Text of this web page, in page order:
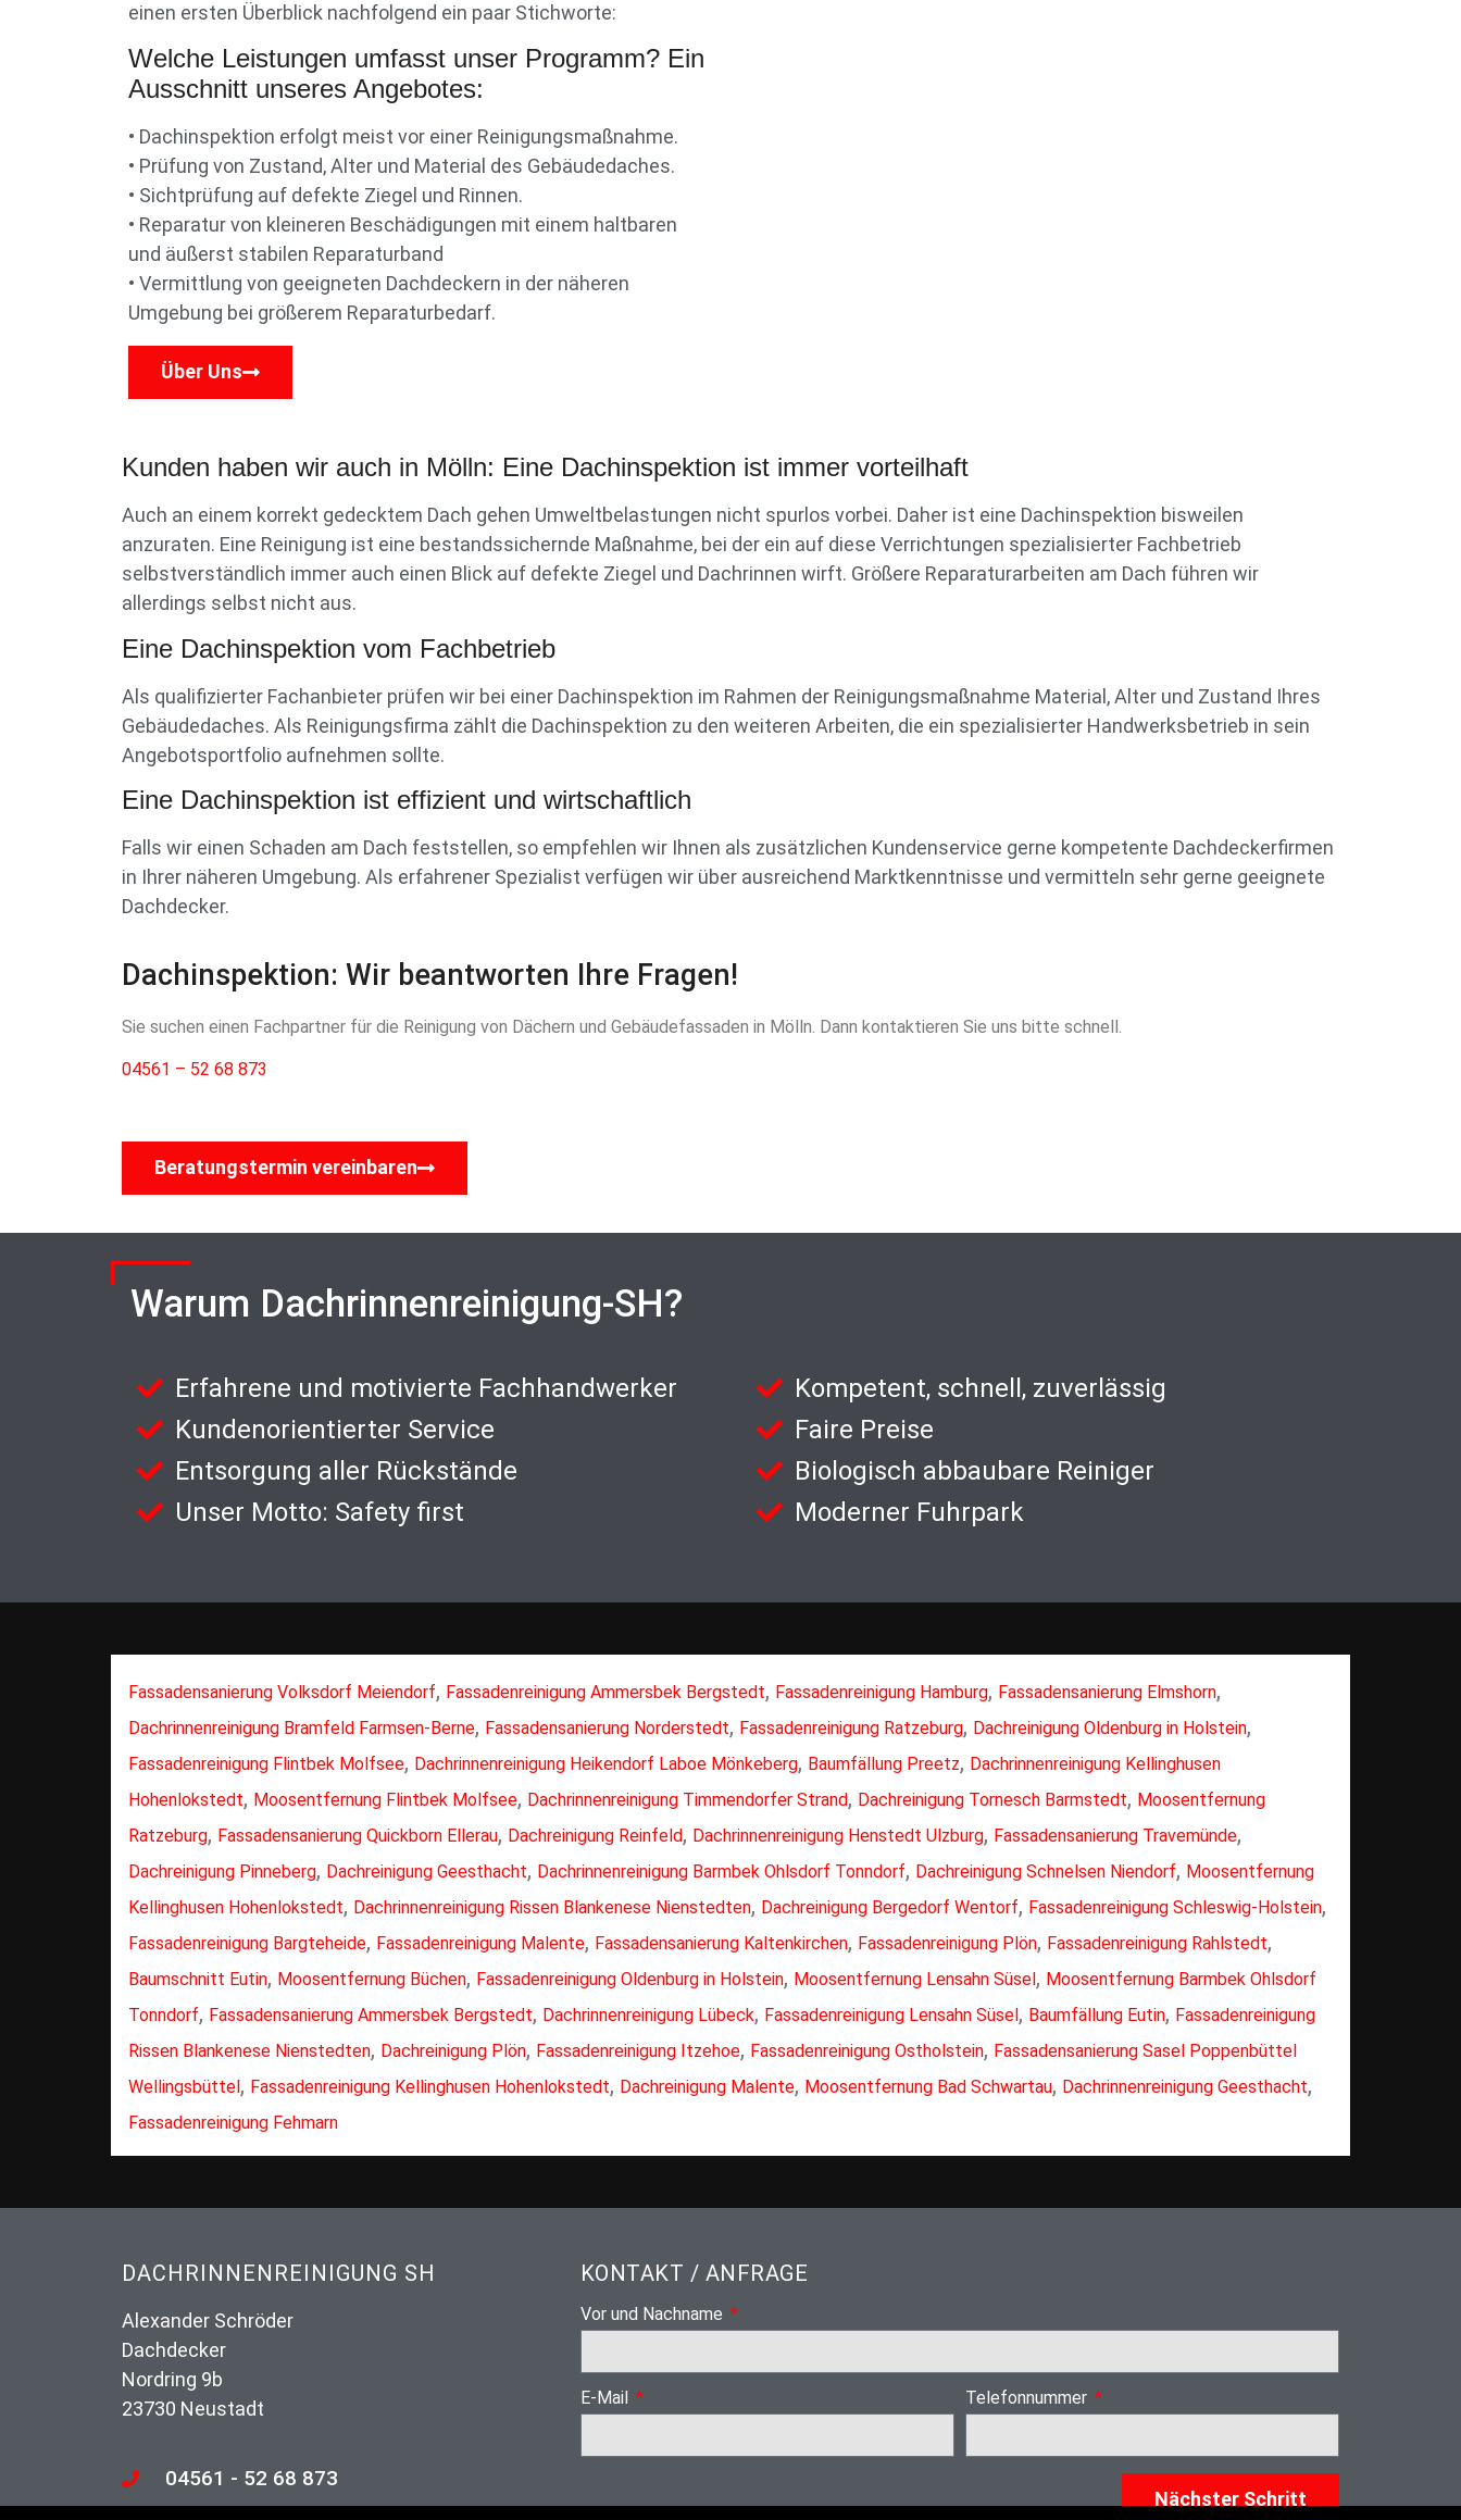
einen ersten Überblick nachfolgend ein paar Stichworte:
Welche Leistungen umfasst unser Programm? Ein
Ausschnitt unseres Angebotes:
• Dachinspektion erfolgt meist vor einer Reinigungsmaßnahme.
• Prüfung von Zustand, Alter und Material des Gebäudedaches.
• Sichtprüfung auf defekte Ziegel und Rinnen.
• Reparatur von kleineren Beschädigungen mit einem haltbaren
und äußerst stabilen Reparaturband
• Vermittlung von geeigneten Dachdeckern in der näheren
Umgebung bei größerem Reparaturbedarf.
Über Uns
Kunden haben wir auch in Mölln: Eine Dachinspektion ist immer vorteilhaft
Auch an einem korrekt gedecktem Dach gehen Umweltbelastungen nicht spurlos vorbei. Daher ist eine Dachinspektion bisweilen
anzuraten. Eine Reinigung ist eine bestandssichernde Maßnahme, bei der ein auf diese Verrichtungen spezialisierter Fachbetrieb
selbstverständlich immer auch einen Blick auf defekte Ziegel und Dachrinnen wirft. Größere Reparaturarbeiten am Dach führen wir
allerdings selbst nicht aus.
Eine Dachinspektion vom Fachbetrieb
Als qualifizierter Fachanbieter prüfen wir bei einer Dachinspektion im Rahmen der Reinigungsmaßnahme Material, Alter und Zustand Ihres
Gebäudedaches. Als Reinigungsfirma zählt die Dachinspektion zu den weiteren Arbeiten, die ein spezialisierter Handwerksbetrieb in sein
Angebotsportfolio aufnehmen sollte.
Eine Dachinspektion ist effizient und wirtschaftlich
Falls wir einen Schaden am Dach feststellen, so empfehlen wir Ihnen als zusätzlichen Kundenservice gerne kompetente Dachdeckerfirmen
in Ihrer näheren Umgebung. Als erfahrener Spezialist verfügen wir über ausreichend Marktkenntnisse und vermitteln sehr gerne geeignete
Dachdecker.
Dachinspektion: Wir beantworten Ihre Fragen!
Sie suchen einen Fachpartner für die Reinigung von Dächern und Gebäudefassaden in Mölln. Dann kontaktieren Sie uns bitte schnell.
04561 – 52 68 873
Beratungstermin vereinbaren
Warum Dachrinnenreinigung-SH?
Erfahrene und motivierte Fachhandwerker
Kundenorientierter Service
Entsorgung aller Rückstände
Unser Motto: Safety first
Kompetent, schnell, zuverlässig
Faire Preise
Biologisch abbaubare Reiniger
Moderner Fuhrpark
Fassadensanierung Volksdorf Meiendorf, Fassadenreinigung Ammersbek Bergstedt, Fassadenreinigung Hamburg, Fassadensanierung Elmshorn,
Dachrinnenreinigung Bramfeld Farmsen-Berne, Fassadensanierung Norderstedt, Fassadenreinigung Ratzeburg, Dachreinigung Oldenburg in Holstein,
Fassadenreinigung Flintbek Molfsee, Dachrinnenreinigung Heikendorf Laboe Mönkeberg, Baumfällung Preetz, Dachrinnenreinigung Kellinghusen
Hohenlokstedt, Moosentfernung Flintbek Molfsee, Dachrinnenreinigung Timmendorfer Strand, Dachreinigung Tornesch Barmstedt, Moosentfernung
Ratzeburg, Fassadensanierung Quickborn Ellerau, Dachreinigung Reinfeld, Dachrinnenreinigung Henstedt Ulzburg, Fassadensanierung Travemünde,
Dachreinigung Pinneberg, Dachreinigung Geesthacht, Dachrinnenreinigung Barmbek Ohlsdorf Tonndorf, Dachreinigung Schnelsen Niendorf, Moosentfernung
Kellinghusen Hohenlokstedt, Dachrinnenreinigung Rissen Blankenese Nienstedten, Dachreinigung Bergedorf Wentorf, Fassadenreinigung Schleswig-Holstein,
Fassadenreinigung Bargteheide, Fassadenreinigung Malente, Fassadensanierung Kaltenkirchen, Fassadenreinigung Plön, Fassadenreinigung Rahlstedt,
Baumschnitt Eutin, Moosentfernung Büchen, Fassadenreinigung Oldenburg in Holstein, Moosentfernung Lensahn Süsel, Moosentfernung Barmbek Ohlsdorf
Tonndorf, Fassadensanierung Ammersbek Bergstedt, Dachrinnenreinigung Lübeck, Fassadenreinigung Lensahn Süsel, Baumfällung Eutin, Fassadenreinigung
Rissen Blankenese Nienstedten, Dachreinigung Plön, Fassadenreinigung Itzehoe, Fassadenreinigung Ostholstein, Fassadensanierung Sasel Poppenbüttel
Wellingsbüttel, Fassadenreinigung Kellinghusen Hohenlokstedt, Dachreinigung Malente, Moosentfernung Bad Schwartau, Dachrinnenreinigung Geesthacht,
Fassadenreinigung Fehmarn
DACHRINNENREINIGUNG SH
Alexander Schröder
Dachdecker
Nordring 9b
23730 Neustadt
04561 - 52 68 873
KONTAKT / ANFRAGE
Vor und Nachname
E-Mail Telefonnummer
Nächster Schritt